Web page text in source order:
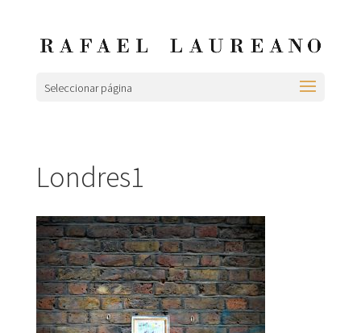
Seleccionar página
Londres1